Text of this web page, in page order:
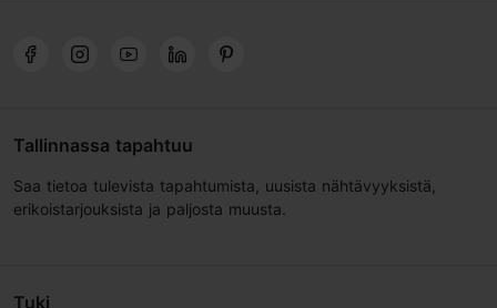
Tallinnassa tapahtuu
Saa tietoa tulevista tapahtumista, uusista nähtävyyksistä,
erikoistarjouksista ja paljosta muusta.
Tuki